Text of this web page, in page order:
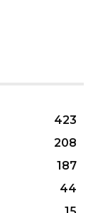
423
208
187
44